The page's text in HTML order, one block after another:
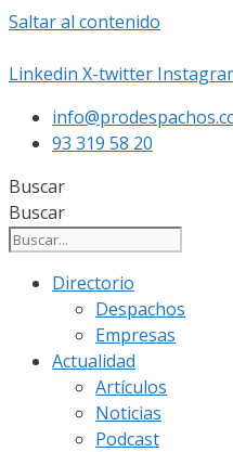
Saltar al contenido
Linkedin X-twitter
93 319 58 20
Buscar
Buscar
Directorio
Despachos
Empresas
Actualidad
Artículos
Noticias
Podcast